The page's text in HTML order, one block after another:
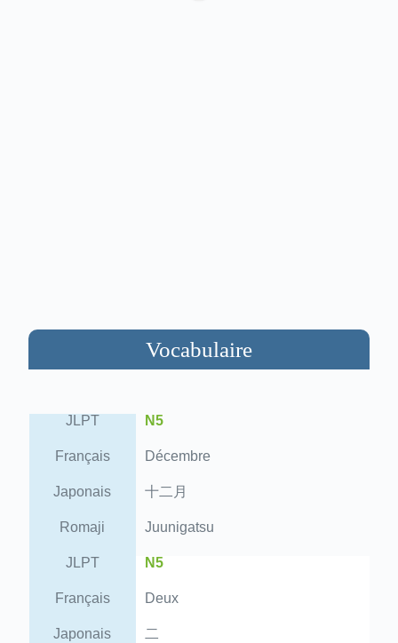
Vocabulaire
JLPT N5
Français Décembre
Japonais 十二月
Romaji Juunigatsu
JLPT N5
Français Deux
Japonais 二